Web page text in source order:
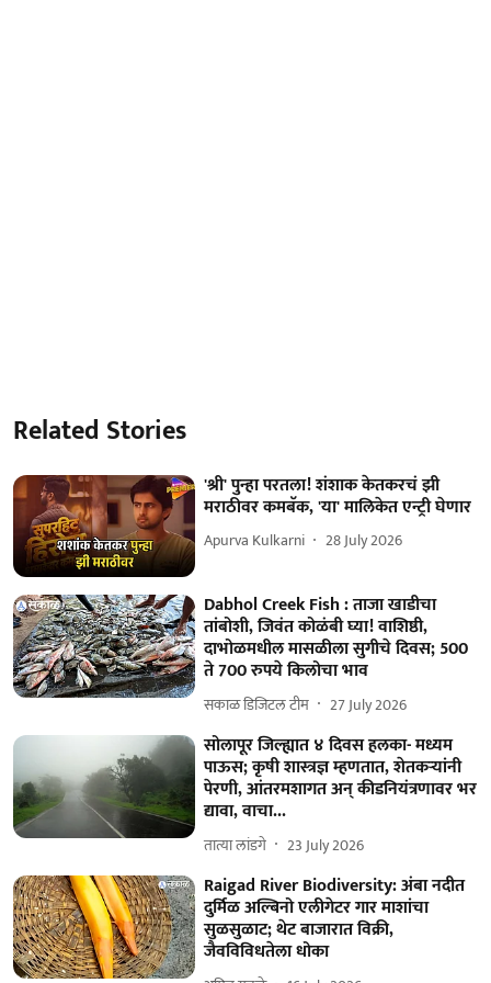
Related Stories
'श्री' पुन्हा परतला! शंशाक केतकरचं झी
मराठीवर कमबॅक, 'या' मालिकेत एन्ट्री घेणार
Apurva Kulkarni 28 July 2026
Dabhol Creek Fish : ताजा खाडीचा
तांबोशी, जिवंत कोळंबी घ्या! वाशिष्ठी,
दाभोळमधील मासळीला सुगीचे दिवस; 500
ते 700 रुपये किलोचा भाव
सकाळ डिजिटल टीम 27 July 2026
सोलापूर जिल्ह्यात ४ दिवस हलका- मध्यम
पाऊस; कृषी शास्त्रज्ञ म्हणतात, शेतकऱ्यांनी
पेरणी, आंतरमशागत अन् कीडनियंत्रणावर भर
द्यावा, वाचा...
तात्या लांडगे 23 July 2026
Raigad River Biodiversity: अंबा नदीत
दुर्मिळ अल्बिनो एलीगेटर गार माशांचा
सुळसुळाट; थेट बाजारात विक्री,
जैवविविधतेला धोका